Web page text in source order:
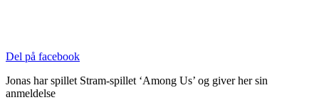
Del på facebook
Jonas har spillet Stram-spillet ‘Among Us’ og giver her sin
anmeldelse